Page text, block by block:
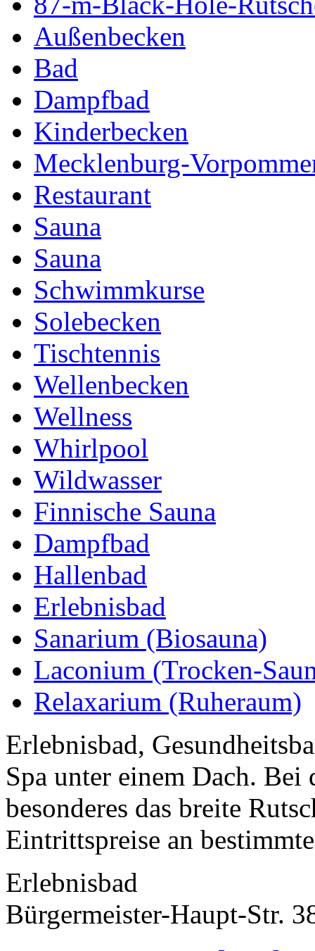
Außenbecken
Bad
Dampfbad
Kinderbecken
Mecklenburg-
Restaurant
Sauna
Sauna
Schwimmkurse
Solebecken
Tischtennis
Wellenbecken
Wellness
Whirlpool
Wildwasser
Finnische Sauna
Dampfbad
Hallenbad
Erlebnisbad
Sanarium (Biosauna)
Laconium (Trocken-
Relaxarium (Ruheraum)
Erlebnisbad,
Spa unter einem Dach. Bei
besonderes das breite
Eintrittspreise an
Erlebnisbad
Bürgermeister-Haupt-Str.